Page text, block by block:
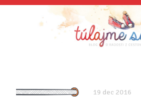
19 dec 2016